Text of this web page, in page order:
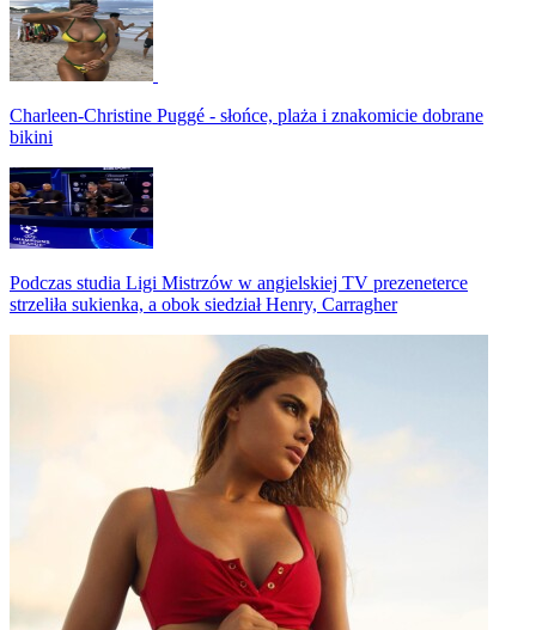
Charleen-Christine Puggé - słońce, plaża i znakomicie dobrane
bikini
Podczas studia Ligi Mistrzów w angielskiej TV prezeneterce
strzeliła sukienka, a obok siedział Henry, Carragher